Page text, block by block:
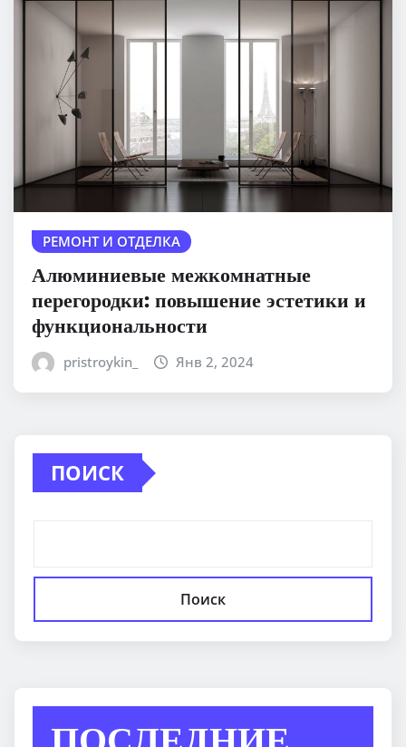
РЕМОНТ И ОТДЕЛКА
Алюминиевые межкомнатные
перегородки: повышение эстетики и
функциональности
pristroykin_ Янв 2, 2024
ПОИСК
Поиск
ПОСЛЕДНИЕ